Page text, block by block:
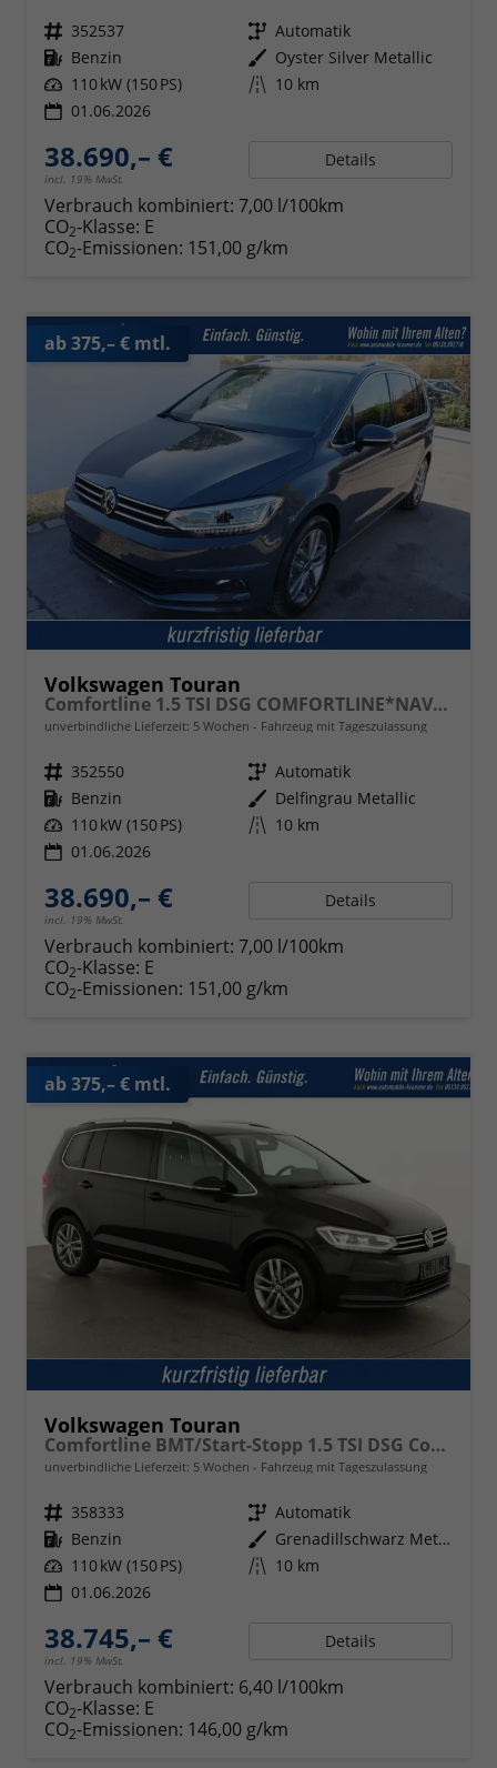
Fahrzeugnr. 352537 Getriebe Automatik
Kraftstoff Benzin Außenfarbe Oyster Silver Metallic
Leistung 110 kW (150 PS) Kilometerstand 10 km
01.06.2026
38.690,– €
incl. 19% MwSt.
Details
Verbrauch kombiniert: 7,00 l/100km
CO2-Klasse: E
CO2-Emissionen: 151,00 g/km
ab 375,– € mtl.
Volkswagen Touran
Comfortline 1.5 TSI DSG COMFORTLINE*NAVI*ACC*PDC*LED*SHZ*KAMERA*7-SITZER*17-ZOLL
unverbindliche Lieferzeit: 5 Wochen Fahrzeug mit Tageszulassung
Fahrzeugnr. 352550 Getriebe Automatik
Kraftstoff Benzin Außenfarbe Delfingrau Metallic
Leistung 110 kW (150 PS) Kilometerstand 10 km
01.06.2026
38.690,– €
incl. 19% MwSt.
Details
Verbrauch kombiniert: 7,00 l/100km
CO2-Klasse: E
CO2-Emissionen: 151,00 g/km
ab 375,– € mtl.
Volkswagen Touran
Comfortline BMT/Start-Stopp 1.5 TSI DSG Comfortline, Navi, Side, Kamera, Winter, 17-Zoll, sofort, 3.J-Garantie
unverbindliche Lieferzeit: 5 Wochen Fahrzeug mit Tageszulassung
Fahrzeugnr. 358333 Getriebe Automatik
Kraftstoff Benzin Außenfarbe
Grenadillschwarz Metallic
Leistung 110 kW (150 PS) Kilometerstand 10 km
01.06.2026
38.745,– €
incl. 19% MwSt.
Details
Verbrauch kombiniert: 6,40 l/100km
CO2-Klasse: E
CO2-Emissionen: 146,00 g/km